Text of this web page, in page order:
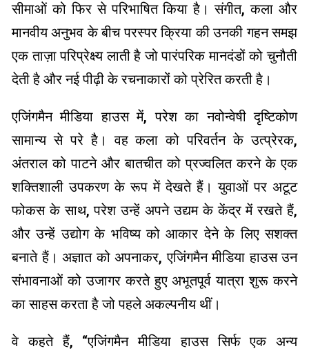
सीमाओं को फिर से परिभाषित किया है। संगीत, कला और
मानवीय अनुभव के बीच परस्पर क्रिया की उनकी गहन समझ
एक ताज़ा परिप्रेक्ष्य लाती है जो पारंपरिक मानदंडों को चुनौती
देती है और नई पीढ़ी के रचनाकारों को प्रेरित करती है।
एजिंगमैन मीडिया हाउस में, परेश का नवोन्वेषी दृष्टिकोण
सामान्य से परे है। वह कला को परिवर्तन के उत्प्रेरक,
अंतराल को पाटने और बातचीत को प्रज्वलित करने के एक
शक्तिशाली उपकरण के रूप में देखते हैं। युवाओं पर अटूट
फोकस के साथ, परेश उन्हें अपने उद्यम के केंद्र में रखते हैं,
और उन्हें उद्योग के भविष्य को आकार देने के लिए सशक्त
बनाते हैं। अज्ञात को अपनाकर, एजिंगमैन मीडिया हाउस उन
संभावनाओं को उजागर करते हुए अभूतपूर्व यात्रा शुरू करने
का साहस करता है जो पहले अकल्पनीय थीं।
वे कहते हैं, “एजिंगमैन मीडिया हाउस सिर्फ एक अन्य